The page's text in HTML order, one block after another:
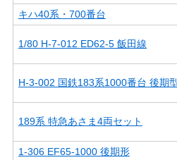
キハ40系・700番台
1/80 H-7-012 ED62-5 飯田線
H-3-002 国鉄183系1000番台 後期
189系 特急あさま4両セット
1-306 EF65-1000 後期形